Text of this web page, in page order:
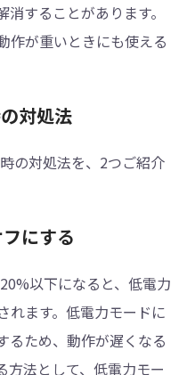
することがあります。
作が重いときにも使える
対処法
の対処法を、2つご紹介
にする
以下になると、低電力
れます。低電力モードに
るため、動作が遅くなる
方法として、低電力モー